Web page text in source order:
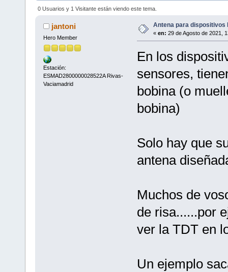
0 Usuarios y 1 Visitante están viendo este tema.
jantoni
Hero Member
Estación:
ESMAD2800000028522A Rivas-
Vaciamadrid
Antena para dispositivos
« en: 29 de Agosto de 2021,
En los
sensores,
bobina (o
bobina)
Solo hay que
antena
Muchos de
de risa......por
ver la TDT en
Un ejemplo